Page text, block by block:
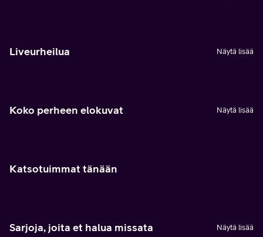
Liveurheilua Näytä lisää
Koko perheen elokuvat Näytä lisää
Katsotuimmat tänään
Sarjoja, joita et halua missata Näytä lisää